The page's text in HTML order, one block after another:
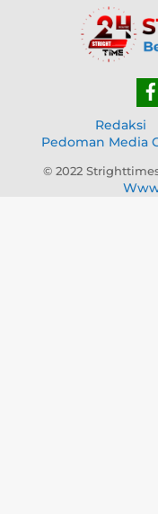
Redaksi
Pedoman Media
© 2022